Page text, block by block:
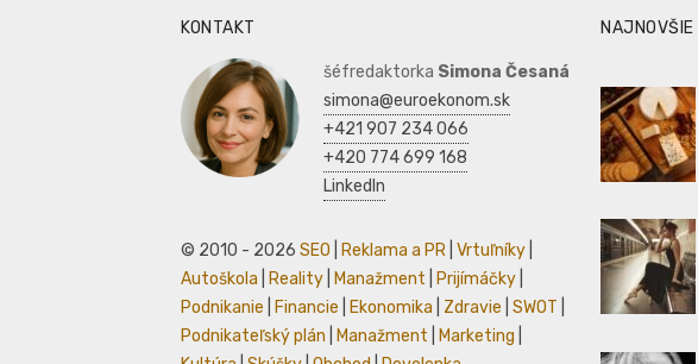
KONTAKT
šéfredaktorka Simona Česaná
simona@euroekonom.sk
+421 907 234 066
+420 774 699 168
LinkedIn
© 2010 - 2026 SEO Reklama a PR Vrtuľníky
Autoškola
Reality Manažment Prijímáčky
Podnikanie
Financie Ekonomika Zdravie SWOT
Podnikateľský plán
Manažment Marketing
NAJNOVŠIE